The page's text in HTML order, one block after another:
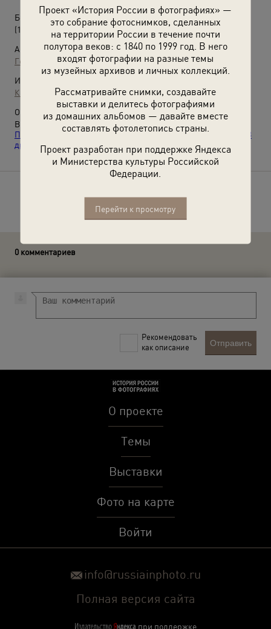
Проект «История России в фотографиях» —
это собрание фотоснимков, сделанных
на территории России в течение почти
полутора веков: с 1840 по 1999 год. В него
входят фотографии на разные темы
из музейных архивов и личных коллекций.
Рассматривайте снимки, создавайте
выставки и делитесь фотографиями
из домашних альбомов — давайте вместе
составлять фотолетопись страны.
Проект разработан при поддержке Яндекса
и Министерства культуры Российской
Федерации.
Перейти к просмотру
Без названия
(1960-е)
Автор:
Георгий Петрусов
Источники:
Коллекция А. Лахманна
О фотографии:
Выставки
«20 лучших фотографий Георгия
Петрусова»
,«Лучшие девушки Советского Союза»и видео
«В
движении!»
с этой фотографией.
Расскажите друзьям об этом фото
0 комментариев
Рекомендовать
как описание
Отправить
О проекте
Темы
Выставки
Фото на карте
Войти
info@russiainphoto.ru
Полная версия сайта
при поддержке